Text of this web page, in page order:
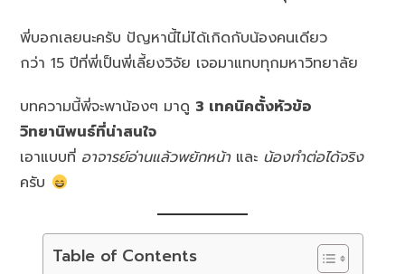
พี่บอกเลยนะครับ ปัญหานี้ไม่ได้เกิดกับน้องคนเดียว
กว่า 15 ปีที่พี่เป็นพี่เลี้ยงวิจัย เจอมาแทบทุกมหาวิทยาลัย
บทความนี้พี่จะพาน้องๆ มาดู 3 เทคนิคตั้งหัวข้อ
วิทยานิพนธ์ที่น่าสนใจ
เอาแบบที่ อาจารย์อ่านแล้วพยักหน้าและ น้องทำต่อได้จริง
ครับ
Table of Contents